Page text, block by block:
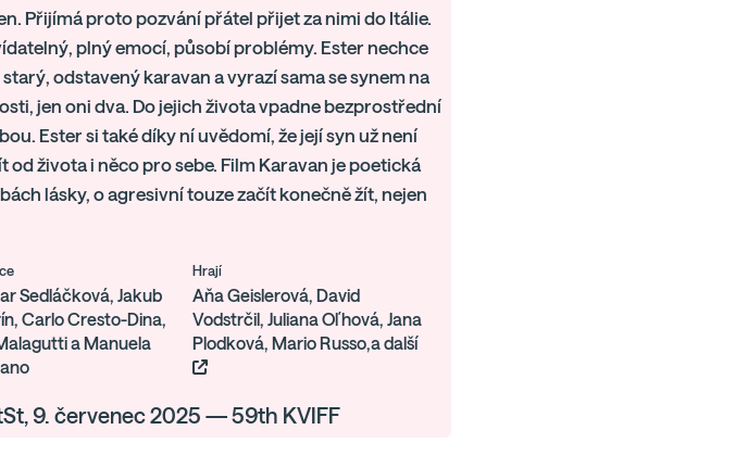
Přijímá proto pozvání přátel přijet za nimi do Itálie.
plný emocí, působí problémy. Ester nechce
odstavený karavan a vyrazí sama se synem na
jen oni dva. Do jejich života vpadne bezprostřední
Ester si také díky ní uvědomí, že její syn už není
života i něco pro sebe. Film Karavan je poetická
lásky, o agresivní touze začít konečně žít, nejen
Sedláčková, Jakub
Carlo Cresto-Dina,
a Manuela
Hrají
Aňa Geislerová, David
Vodstrčil, Juliana Oľhová, Jana
Plodková, Mario Russo,a další
9. červenec 2025 — 59th KVIFF